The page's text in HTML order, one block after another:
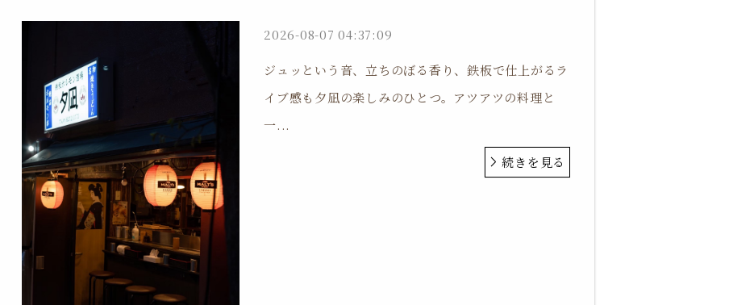
2026-08-07 04:37:09
ジュッという音、立ちのぼる香り、鉄板で仕上がるラ
イブ感も夕凪の楽しみのひとつ。アツアツの料理と
一...
続きを見る